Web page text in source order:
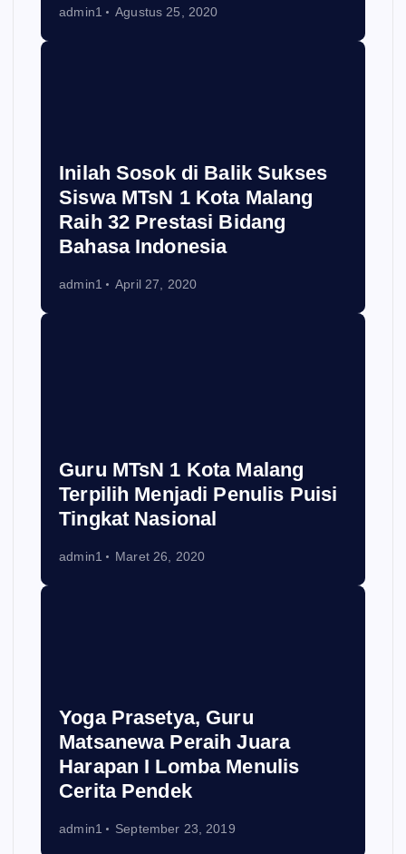
admin1 Agustus 25, 2020
Inilah Sosok di Balik Sukses
Siswa MTsN 1 Kota Malang
Raih 32 Prestasi Bidang
Bahasa Indonesia
admin1 April 27, 2020
Guru MTsN 1 Kota Malang
Terpilih Menjadi Penulis Puisi
Tingkat Nasional
admin1 Maret 26, 2020
Yoga Prasetya, Guru
Matsanewa Peraih Juara
Harapan I Lomba Menulis
Cerita Pendek
admin1 September 23, 2019